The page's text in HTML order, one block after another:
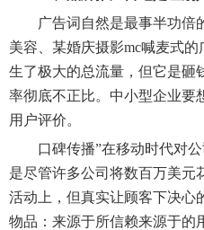
广告词自然是最事半功倍
美容、某婚庆摄影mc喊麦式
生了极大的总流量，但它是砸
率彻底不正比。中小型企业要
用户评价。
口碑传播”在移动时代对
是尽管许多公司将数百万美元
活动上，但真实让顾客下决心
物品：来源于所信赖来源于的